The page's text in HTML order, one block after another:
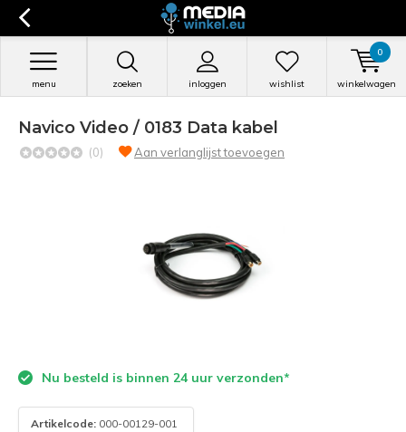
zoeken inloggen
menu wishlist winkelwagen
0
Navico Video / 0183 Data kabel
(0) Aan verlanglijst toevoegen
Nu besteld is binnen 24 uur verzonden*
Artikelcode: 000-00129-001